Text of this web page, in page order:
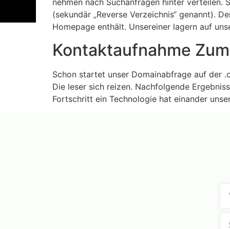
nehmen nach Suchanfragen hinter
(sekundär „Reverse Verzeichnis“ genannt).
Homepage enthält. Unsereiner lagern auf
Kontaktaufnahme
Schon startet unser Domainabfrage auf der
Die leser sich reizen. Nachfolgende
Fortschritt ein Technologie hat einander